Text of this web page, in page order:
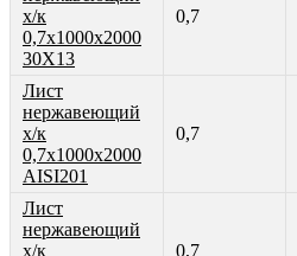
х/к
0,7х1000х2000
30Х13
0,7
Лист
нержавеющий
х/к
0,7х1000х2000
AISI201
0,7
Лист
нержавеющий
х/к
0,7